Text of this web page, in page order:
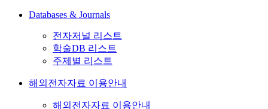
Databases & Journals
전자저널 리스트
학술DB 리스트
주제별 리스트
해외전자자료 이용안내
해외전자자료 이용안내